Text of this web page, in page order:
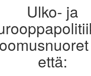
Ulko- ja
että: